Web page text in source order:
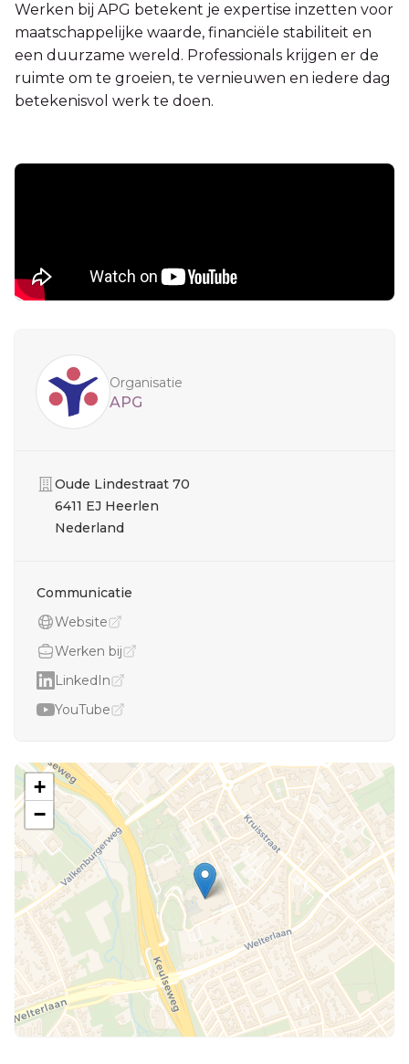
Werken bij APG betekent je expertise inzetten voor
maatschappelijke waarde, financiële stabiliteit en
een duurzame wereld. Professionals krijgen er de
ruimte om te groeien, te vernieuwen en iedere dag
betekenisvol werk te doen.
Organisatie
APG
Organisatie
Oude Lindestraat 70
6411 EJ Heerlen
Nederland
Communicatie
Website
Werken bij
LinkedIn
YouTube
+
−